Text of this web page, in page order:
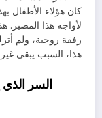
كان هؤلاء الأطفال
لأواجه هذا المصير.
رفقة روحية، ولم
هذا، السبب يبقى
السر الذي